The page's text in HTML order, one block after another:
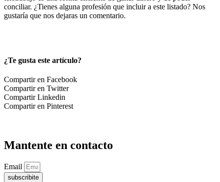
conciliar. ¿Tienes alguna profesión que incluir a este listado? Nos
gustaría que nos dejaras un comentario.
¿Te gusta este artículo?
Compartir en Facebook
Compartir en Twitter
Compartir Linkedin
Compartir en Pinterest
Mantente en contacto
Email
subscribite